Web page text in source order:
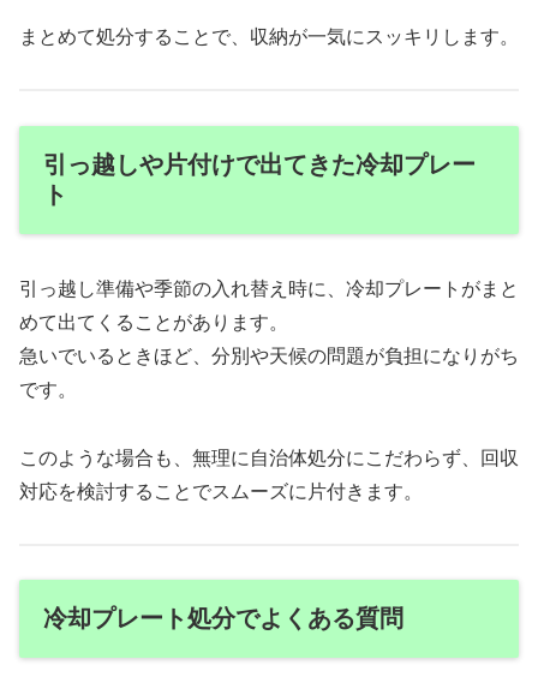
まとめて処分することで、収納が一気にスッキリします。
引っ越しや片付けで出てきた冷却プレー
ト
引っ越し準備や季節の入れ替え時に、冷却プレートがまと
めて出てくることがあります。
急いでいるときほど、分別や天候の問題が負担になりがち
です。
このような場合も、無理に自治体処分にこだわらず、回収
対応を検討することでスムーズに片付きます。
冷却プレート処分でよくある質問